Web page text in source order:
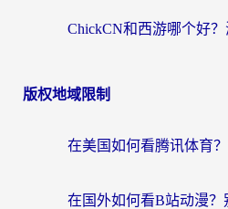
版权地域限制